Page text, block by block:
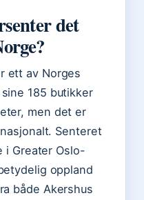
det
ett av Norges
185 butikker
men det er
Senteret
i Greater Oslo-
oppland
både Akershus